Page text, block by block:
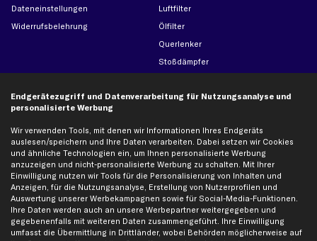
Dateneinstellungen
Widerrufsbelehrung
Luftfilter
Ölfilter
Querlenker
Stoßdämpfer
Audi Ersatzteile
BMW Ersatzteile
Ford Ersatzteile
Mercedes-Benz Ersatzteile
Opel Ersatzteile
Peugeot Ersatzteile
Endgerätezugriff und Datenverarbeitung für Nutzungsanalyse und
personalisierte Werbung
Wir verwenden Tools, mit denen wir Informationen Ihres Endgeräts
auslesen/speichern und Ihre Daten verarbeiten. Dabei setzen wir Cookies
und ähnliche Technologien ein, um Ihnen personalisierte Werbung
anzuzeigen und nicht-personalisierte Werbung zu schalten. Mit Ihrer
Einwilligung nutzen wir Tools für die Personalisierung von Inhalten und
Anzeigen, für die Nutzungsanalyse, Erstellung von Nutzerprofilen und
Auswertung unserer Werbekampagnen sowie für Social-Media-Funktionen.
Ihre Daten werden auch an unsere Werbepartner weitergegeben und
gegebenenfalls mit weiteren Daten zusammengeführt. Ihre Einwilligung
umfasst die Übermittlung in Drittländer, wobei Behörden möglicherweise auf